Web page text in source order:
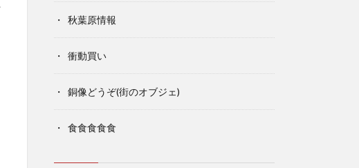
秋葉原情報
衝動買い
銅像どうぞ(街のオブジェ)
食食食食食